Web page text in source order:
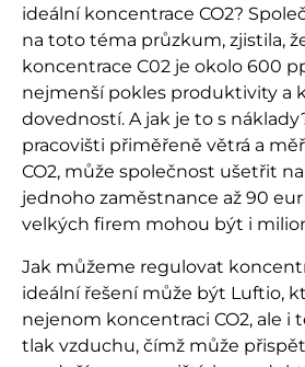
ideální koncentrace CO2?
na toto téma průzkum, zjistila,
koncentrace C02 je okolo 600
nejmenší pokles produktivity a
dovedností. A jak je to s
pracovišti přiměřeně větrá a
CO2, může společnost ušetřit
jednoho zaměstnance až 90 eur
velkých firem mohou být i
Jak můžeme regulovat
ideální řešení může být Luftio,
nejenom koncentraci CO2, ale i
tlak vzduchu, čímž může